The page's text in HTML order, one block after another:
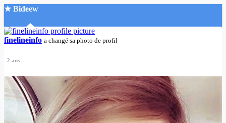
★ Bideew
Accueil
Recherche Avancée
finelineinfo a changé sa photo de profil
2 ans